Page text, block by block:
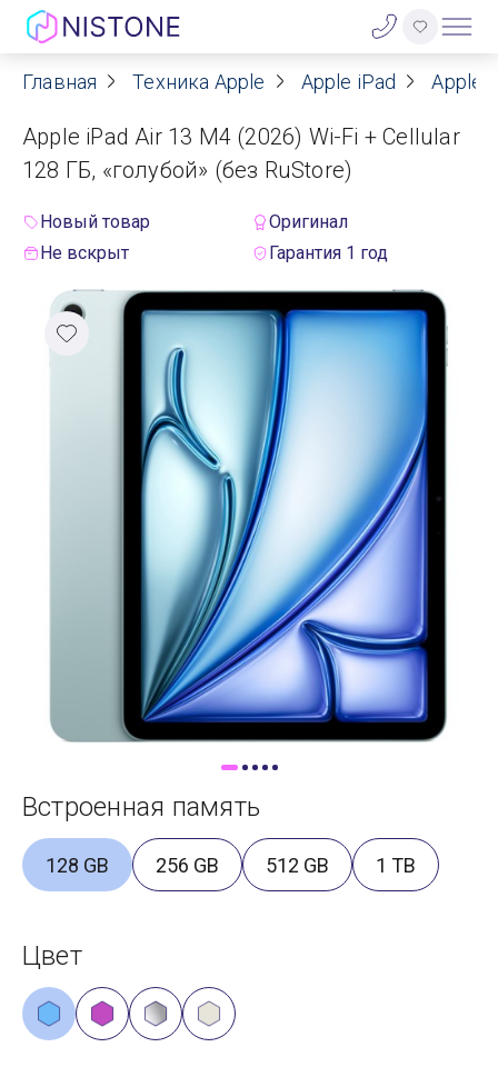
Акции
О нас
Договор оферты
Реквизиты
Контакты
Гарантия
Самовывоз
Trade-In
Главная Техника Apple Apple iPad Apple
Apple iPad Air 13 M4 (2026) Wi-Fi + Cellular
128 ГБ, «голубой» (без RuStore)
Новый товар
Оригинал
Не вскрыт
Гарантия 1 год
Встроенная память
128 GB 256 GB 512 GB 1 TB
Цвет